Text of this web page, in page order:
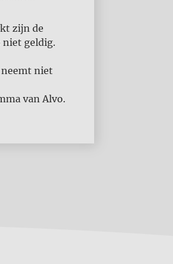
zijn de
niet geldig.
niet
van Alvo.